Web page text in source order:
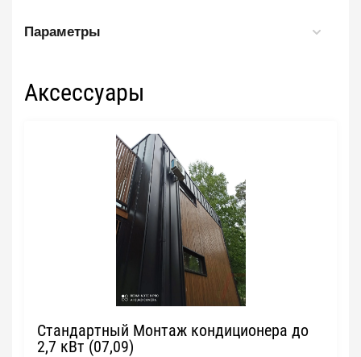
Параметры
Аксессуары
Стандартный Монтаж кондиционера до
2,7 кВт (07,09)